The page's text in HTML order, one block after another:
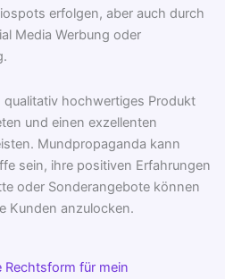
erfolgen, aber auch durch
Media Werbung oder
hochwertiges Produkt
und einen exzellenten
Mundpropaganda kann
sein, ihre positiven Erfahrungen
oder Sonderangebote können
Kunden anzulocken.
Rechtsform für mein